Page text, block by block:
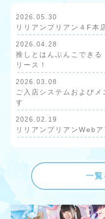
2026.05.30
リリアンプリアン４F本
2026.04.28
推しとはんぶんこできる
リース！
2026.03.08
ご入店システムおよび
す
2026.02.19
リリアンプリアンWebア
一覧